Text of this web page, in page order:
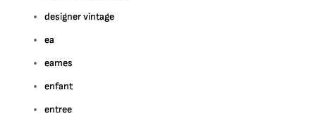
designer vintage
ea
eames
enfant
entree